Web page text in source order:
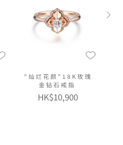
"灿烂花颜"18K玫瑰
金钻石戒指
HK$10,900